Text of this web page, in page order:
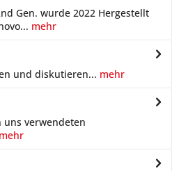
Gen. wurde 2022 Hergestellt
mehr
und diskutieren... mehr
uns verwendeten
mehr